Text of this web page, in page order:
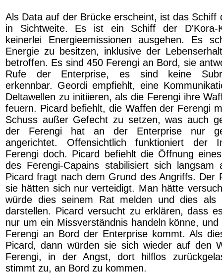
Als Data auf der Brücke erscheint, ist das Schiff
in Sichtweite. Es ist ein Schiff der D'Kora-
keinerlei Energieemissionen ausgehen. Es
Energie zu besitzen, inklusive der
betroffen. Es sind 450 Ferengi an Bord, sie
Rufe der Enterprise, es sind keine
erkennbar. Geordi empfiehlt, eine
Deltawellen zu initiieren, als die Ferengi ihre
feuern. Picard befiehlt, die Waffen der Ferengi
Schuss außer Gefecht zu setzen, was auch
der Ferengi hat an der Enterprise nur
angerichtet. Offensichtlich funktioniert der
Ferengi doch. Picard befiehlt die Öffnung
des Ferengi-Capains stabilisiert sich langsam
Picard fragt nach dem Grund des Angriffs. Der
sie hätten sich nur verteidigt. Man hätte
würde dies seinem Rat melden und dies als
darstellen. Picard versucht zu erklären, dass
nur um ein Missverständnis handeln könne,
Ferengi an Bord der Enterprise kommt. Als
Picard, dann würden sie sich wieder auf den
Ferengi, in der Angst, dort hilflos
stimmt zu, an Bord zu kommen.